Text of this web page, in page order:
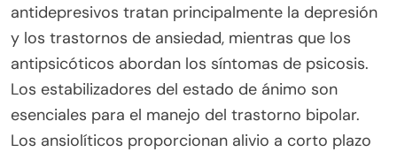
¿Cuáles son las clases comunes de medicamentos
psiquiátricos?
Las clases comunes de medicamentos
psiquiátricos incluyen antidepresivos,
antipsicóticos, estabilizadores del estado de